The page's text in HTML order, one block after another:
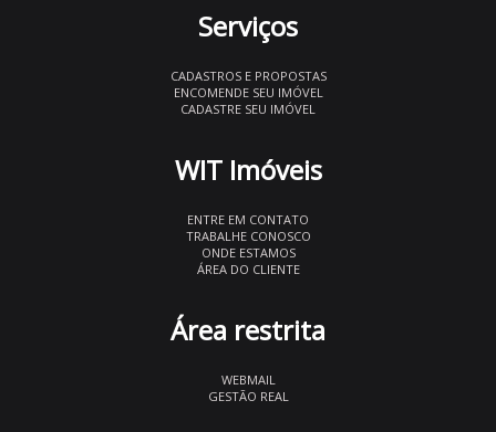
Serviços
CADASTROS E PROPOSTAS
ENCOMENDE SEU IMÓVEL
CADASTRE SEU IMÓVEL
WIT Imóveis
ENTRE EM CONTATO
TRABALHE CONOSCO
ONDE ESTAMOS
ÁREA DO CLIENTE
Área restrita
WEBMAIL
GESTÃO REAL